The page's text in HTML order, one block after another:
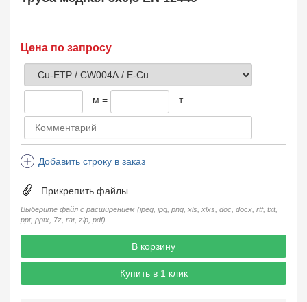
Цена по запросу
м = т
Добавить строку в заказ
Прикрепить файлы
Выберите файл с расширением (jpeg, jpg, png, xls, xlxs, doc, docx, rtf, txt,
ppt, pptx, 7z, rar, zip, pdf).
В корзину
Купить в 1 клик